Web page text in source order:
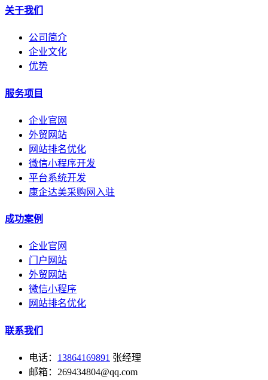
关于我们
公司简介
企业文化
优势
服务项目
企业官网
外贸网站
网站排名优化
微信小程序开发
平台系统开发
康企达美采购网入驻
成功案例
企业官网
门户网站
外贸网站
微信小程序
网站排名优化
联系我们
电话： 13864169891 张经理
邮箱：269434804@qq.com